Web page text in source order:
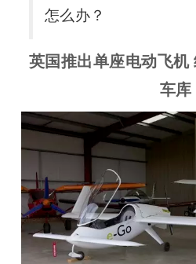
怎么办？
英国推出单座电动飞机
车库